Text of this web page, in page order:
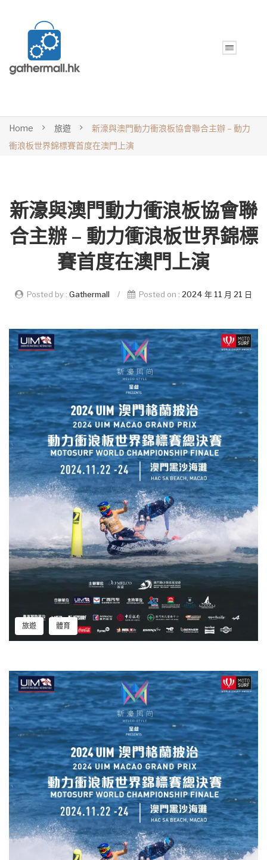
Home 旅遊
新濠與澳門動力衝浪板協會聯合主辦 – 動力
衝浪板世界錦標賽首度在澳門上演
新濠與澳門動力衝浪板協會聯
合主辦 – 動力衝浪板世界錦標
賽首度在澳門上演
Posted by : Gathermall / Posted on : 2024 年 11 月 21 日
旅遊 體育